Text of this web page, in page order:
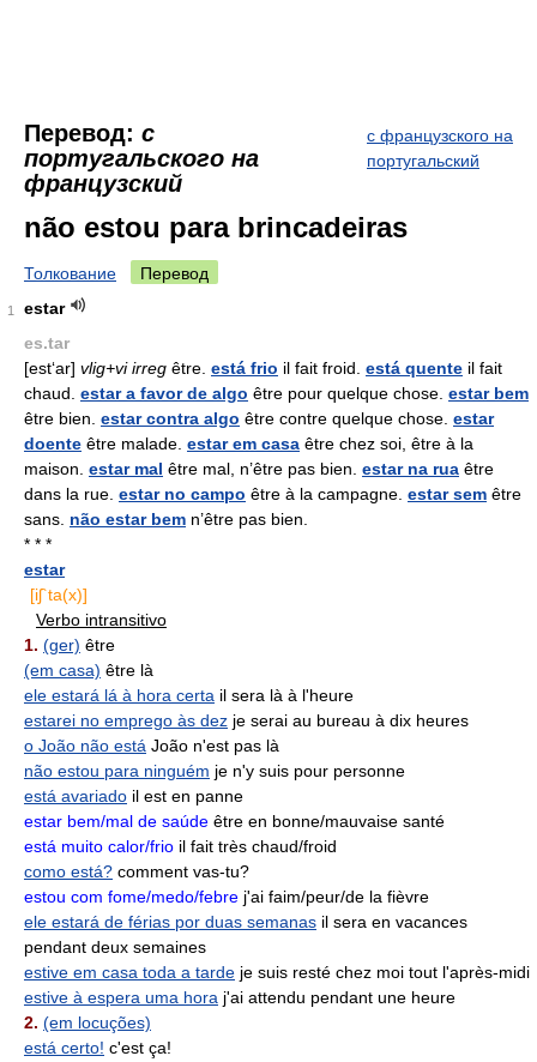
Перевод: с
португальского на
французский
с французского на
португальский
não estou para brincadeiras
Толкование Перевод
1
estar
es.tar
[est‘ar] vlig+vi irreg être. está frio il fait froid. está quente il fait
chaud. estar a favor de algo être pour quelque chose. estar bem
être bien. estar contra algo être contre quelque chose. estar
doente être malade. estar em casa être chez soi, être à la
maison. estar mal être mal, n’être pas bien. estar na rua être
dans la rue. estar no campo être à la campagne. estar sem être
sans. não estar bem n’être pas bien.
* * *
estar
[iʃ`ta(x)]
Verbo intransitivo
1. (ger) être
(em casa) être là
ele estará lá à hora certa il sera là à l'heure
estarei no emprego às dez je serai au bureau à dix heures
o João não está João n'est pas là
não estou para ninguém je n'y suis pour personne
está avariado il est en panne
estar bem/mal de saúde être en bonne/mauvaise santé
está muito calor/frio il fait très chaud/froid
como está? comment vas-tu?
estou com fome/medo/febre j'ai faim/peur/de la fièvre
ele estará de férias por duas semanas il sera en vacances
pendant deux semaines
estive em casa toda a tarde je suis resté chez moi tout l'après-midi
estive à espera uma hora j'ai attendu pendant une heure
2. (em locuções)
está certo! c'est ça!